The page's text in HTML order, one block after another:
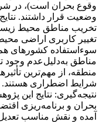
وقوع بحران است)، در
وضعیت قرار داشتند.
تخریب مناطق محیط
تغییر کاربری اراضی
سوءاستفاده کشورهای
مناطق به‌دلیل‌عدم
منطقه، از مهم‌ترین
شرایط اضطراری هستند.
نتیجه‌گیری: نتایج این
بحران و برنامه‌ریزی
آمده و نقش مناسب